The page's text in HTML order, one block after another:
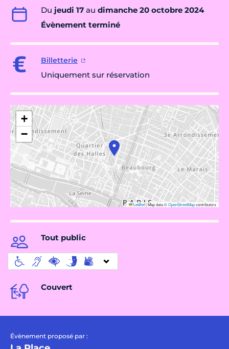
Du jeudi 17 au dimanche 20 octobre 2024
Évènement terminé
Billetterie
Uniquement sur réservation
+
−
Leaflet|Map data ©OpenStreetMapcontributors
Tout public
Couvert
Évènement proposé par :